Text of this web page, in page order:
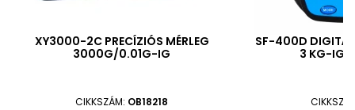
XY3000-2C PRECÍZIÓS MÉRLEG
3000G/0.01G-IG
CIKKSZÁM: OB18218
SF-400D
3 KG-IG /